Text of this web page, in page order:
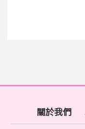
關於我們